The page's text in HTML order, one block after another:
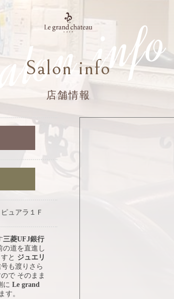
Salon infoinfo
店舗情報
ュアラ１Ｆ
三菱UFJ銀行
の道を直進し
と ジュエリ
も渡りさら
で そのまま
に Le grand
す。